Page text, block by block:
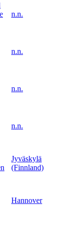
n.n.
n.n.
n.n.
n.n.
Jyväskylä
(Finnland)
Hannover